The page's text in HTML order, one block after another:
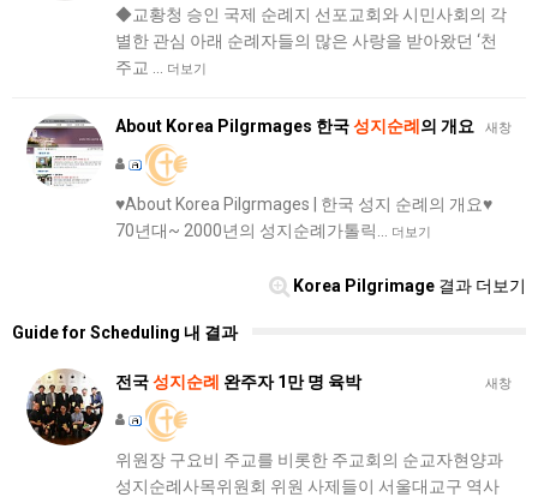
◆교황청 승인 국제 순례지 선포교회와 시민사회의 각
별한 관심 아래 순례자들의 많은 사랑을 받아왔던 ‘천
주교 …
더보기
새창
About Korea Pilgrmages 한국성지순례 의 개요
♥About Korea Pilgrmages | 한국 성지 순례의 개요♥
70년대~ 2000년의 성지순례가톨릭…
더보기
Korea Pilgrimage 결과 더보기
Guide for Scheduling 내 결과
새창
전국성지순례 완주자 1만 명 육박
위원장 구요비 주교를 비롯한 주교회의 순교자현양과
성지순례사목위원회 위원 사제들이 서울대교구 역사